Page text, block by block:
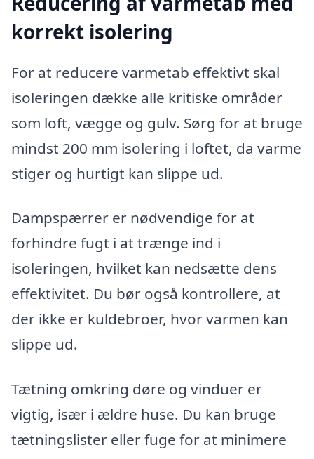
korrekt isolering
For at reducere varmetab effektivt skal
isoleringen dække alle kritiske områder
som loft, vægge og gulv. Sørg for at bruge
mindst 200 mm isolering i loftet, da varme
stiger og hurtigt kan slippe ud.
Dampspærrer er nødvendige for at
forhindre fugt i at trænge ind i
isoleringen, hvilket kan nedsætte dens
effektivitet. Du bør også kontrollere, at
der ikke er kuldebroer, hvor varmen kan
slippe ud.
Tætning omkring døre og vinduer er
vigtig, især i ældre huse. Du kan bruge
tætningslister eller fuge for at minimere